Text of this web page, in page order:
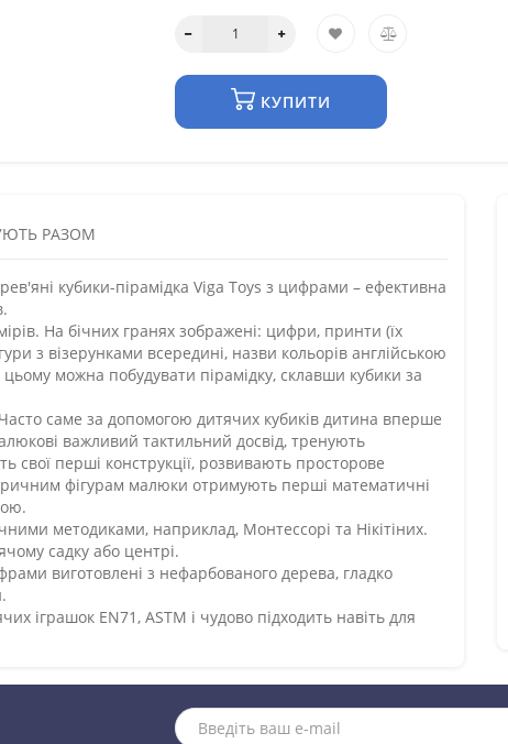
КУПИТИ
РАЗОМ
кубики-пірамідка Viga Toys з цифрами – ефективна
На бічних гранях зображені: цифри, принти (їх
з візерунками всередині, назви кольорів англійською
можна побудувати пірамідку, склавши кубики за
саме за допомогою дитячих кубиків дитина вперше
важливий тактильний досвід, тренують
свої перші конструкції, розвивають просторове
фігурам малюки отримують перші математичні
методиками, наприклад, Монтессорі та Нікітіних.
садку або центрі.
виготовлені з нефарбованого дерева, гладко
іграшок EN71, ASTM і чудово підходить навіть для